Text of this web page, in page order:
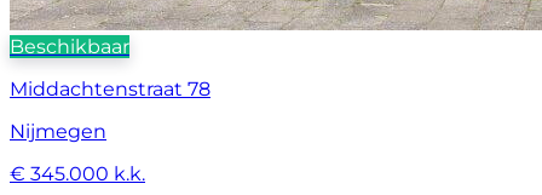
Beschikbaar
Middachtenstraat 78
Nijmegen
€ 345.000 k.k.